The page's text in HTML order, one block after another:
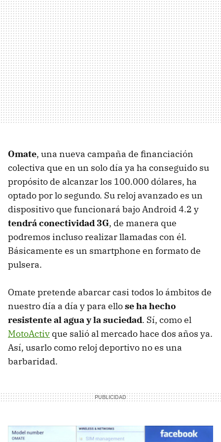
Omate, una nueva campaña de financiación
colectiva que en un solo día ya ha conseguido su
propósito de alcanzar los 100.000 dólares, ha
optado por lo segundo. Su reloj avanzado es un
dispositivo que funcionará bajo Android 4.2 y
tendrá conectividad 3G, de manera que
podremos incluso realizar llamadas con él.
Básicamente es un smartphone en formato de
pulsera.
Omate pretende abarcar casi todos lo ámbitos de
nuestro día a día y para ellose ha hecho
resistente al agua y la suciedad. Sí, como el
MotoActiv que salió al mercado hace dos años ya.
Así, usarlo como reloj deportivo no es una
barbaridad.